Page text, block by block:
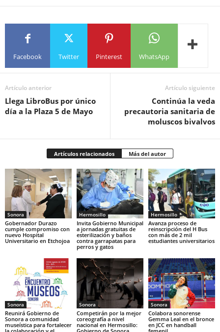
Facebook Twitter Pinterest WhatsApp
Artículo anterior
Llega LibroBus por único
día a la Plaza 5 de Mayo
Artículo siguiente
Continúa la veda
precautoria sanitaria de
moluscos bivalvos
Artículos relacionados Más del autor
Sonora
Gobernador Durazo
cumple compromiso con
nuevo Hospital
Universitario en Etchojoa
Hermosillo
Invita Gobierno Municipal
a jornadas gratuitas de
esterilización y baños
contra garrapatas para
perros y gatos
Hermosillo
Avanza proceso de
reinscripción del H Bus
con más de 2 mil
estudiantes universitarios
Sonora
Reunirá Gobierno de
Sonora a comunidad
museística para fortalecer
Sonora
Competirán por la mejor
coreografía a nivel
nacional en Hermosillo:
Sonora
Colabora sonorense
Gemma Leal en el bronce
en JCC en handball